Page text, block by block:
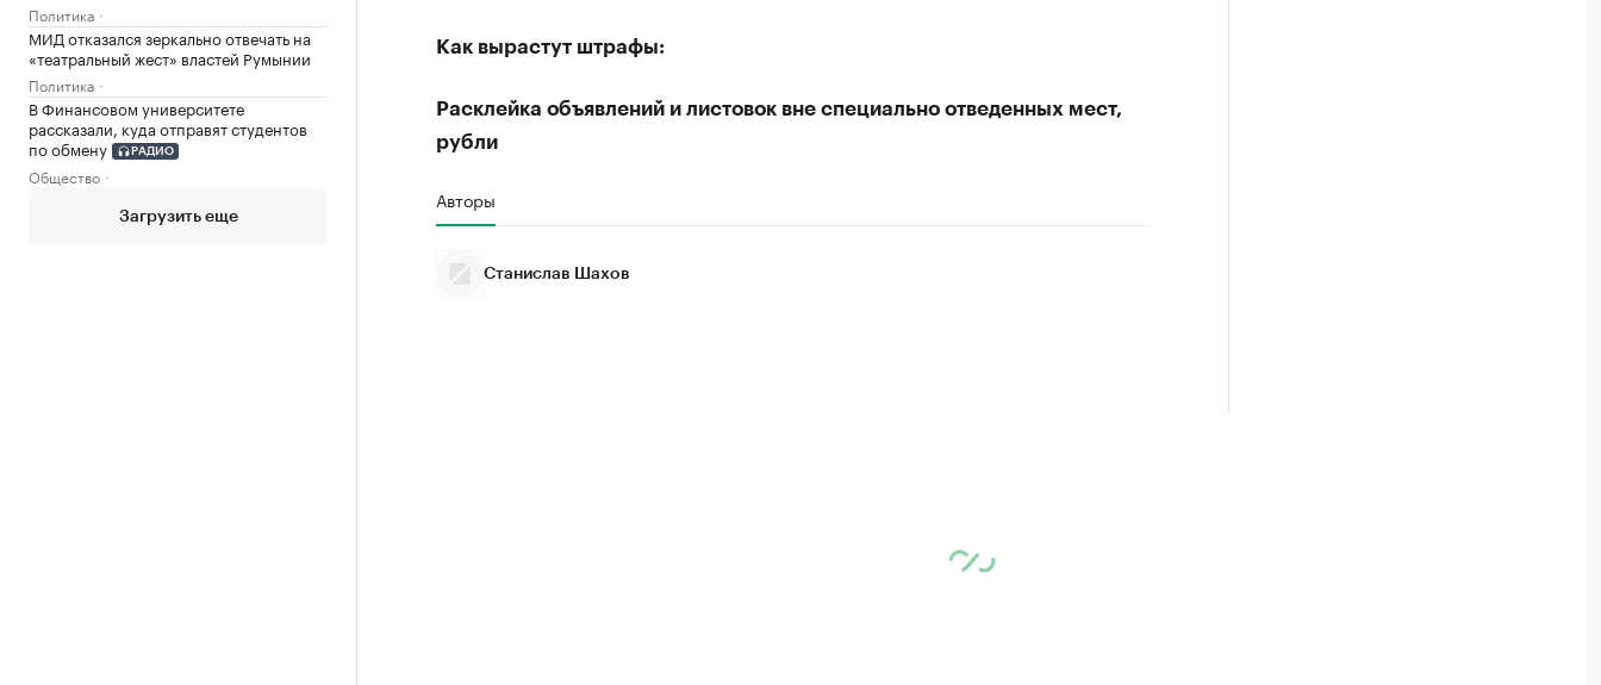
Политика
МИД отказался зеркально отвечать на
«театральный жест» властей Румынии
Политика
В Финансовом университете
рассказали, куда отправят студентов
по обмену
РАДИО
Общество
Загрузить еще
Как вырастут штрафы:
Расклейка объявлений и листовок вне специально отведенных мест,
рубли
Авторы
Станислав Шахов